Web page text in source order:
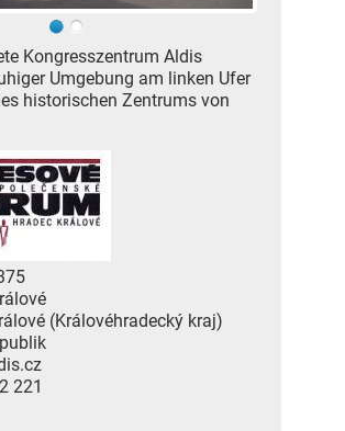
Kongresszentrum Aldis
Umgebung am linken Ufer
historischen Zentrums von
(Královéhradecký kraj)
221